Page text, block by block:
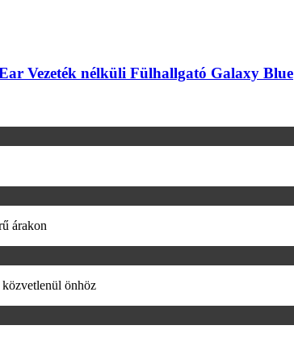
Vezeték nélküli Fülhallgató Galaxy Blue
árakon
közvetlenül önhöz